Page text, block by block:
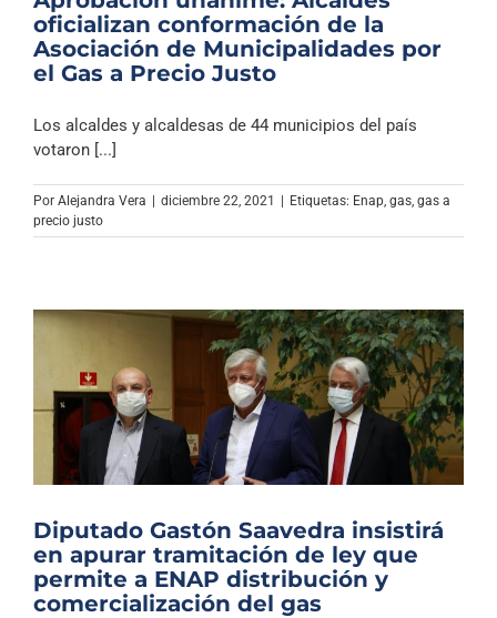
oficializan conformación de la
Asociación de Municipalidades por
el Gas a Precio Justo
Los alcaldes y alcaldesas de 44 municipios del país
votaron [...]
Por Alejandra Vera | diciembre 22, 2021 | Etiquetas: Enap, gas, gas a
precio justo
Diputado Gastón Saavedra insistirá
en apurar tramitación de ley que
permite a ENAP distribución y
comercialización del gas